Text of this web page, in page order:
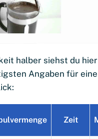
halber siehst du
Angaben für
Zeit